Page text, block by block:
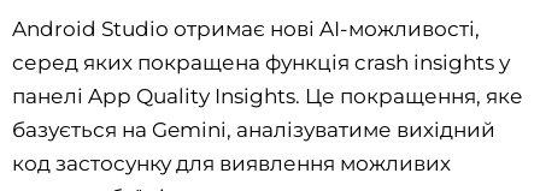
Android Studio отримає нові AI-можливості,
серед яких покращена функція crash insights у
панелі App Quality Insights. Це покращення, яке
базується на Gemini, аналізуватиме вихідний
код застосунку для виявлення можливих